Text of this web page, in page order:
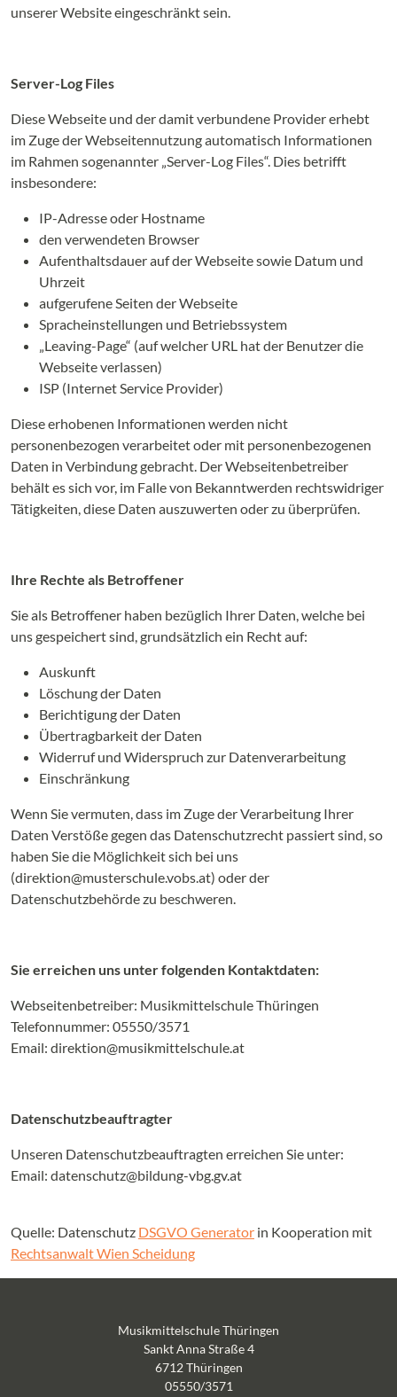
unserer Website eingeschränkt sein.
Server-Log Files
Diese Webseite und der damit verbundene Provider erhebt
im Zuge der Webseitennutzung automatisch Informationen
im Rahmen sogenannter „Server-Log Files“. Dies betrifft
insbesondere:
IP-Adresse oder Hostname
den verwendeten Browser
Aufenthaltsdauer auf der Webseite sowie Datum und
Uhrzeit
aufgerufene Seiten der Webseite
Spracheinstellungen und Betriebssystem
„Leaving-Page“ (auf welcher URL hat der Benutzer die
Webseite verlassen)
ISP (Internet Service Provider)
Diese erhobenen Informationen werden nicht
personenbezogen verarbeitet oder mit personenbezogenen
Daten in Verbindung gebracht. Der Webseitenbetreiber
behält es sich vor, im Falle von Bekanntwerden rechtswidriger
Tätigkeiten, diese Daten auszuwerten oder zu überprüfen.
Ihre Rechte als Betroffener
Sie als Betroffener haben bezüglich Ihrer Daten, welche bei
uns gespeichert sind, grundsätzlich ein Recht auf:
Auskunft
Löschung der Daten
Berichtigung der Daten
Übertragbarkeit der Daten
Widerruf und Widerspruch zur Datenverarbeitung
Einschränkung
Wenn Sie vermuten, dass im Zuge der Verarbeitung Ihrer
Daten Verstöße gegen das Datenschutzrecht passiert sind, so
haben Sie die Möglichkeit sich bei uns
(direktion@musterschule.vobs.at) oder der
Datenschutzbehörde zu beschweren.
Sie erreichen uns unter folgenden Kontaktdaten:
Webseitenbetreiber: Musikmittelschule Thüringen
Telefonnummer: 05550/3571
Email: direktion@musikmittelschule.at
Datenschutzbeauftragter
Unseren Datenschutzbeauftragten erreichen Sie unter:
Email: datenschutz@bildung-vbg.gv.at
Quelle: Datenschutz DSGVO Generator in Kooperation mit
Rechtsanwalt Wien Scheidung
Musikmittelschule Thüringen
Sankt Anna Straße 4
6712 Thüringen
05550/3571